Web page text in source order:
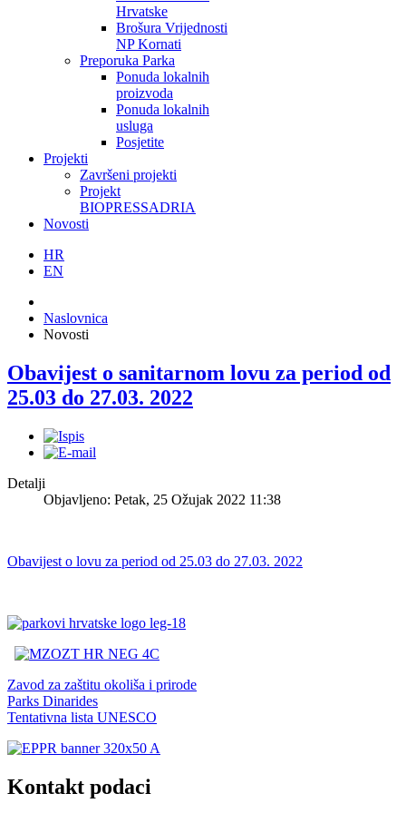
Hrvatske
Brošura Vrijednosti
NP Kornati
Preporuka Parka
Ponuda lokalnih
proizvoda
Ponuda lokalnih
usluga
Posjetite
Projekti
Završeni projekti
Projekt
BIOPRESSADRIA
Novosti
HR
EN
Naslovnica
Novosti
Obavijest o sanitarnom lovu za period od
25.03 do 27.03. 2022
Detalji
Objavljeno: Petak, 25 Ožujak 2022 11:38
Obavijest o lovu za period od 25.03 do 27.03. 2022
Zavod za zaštitu okoliša i prirode
Parks Dinarides
Tentativna lista UNESCO
Kontakt podaci